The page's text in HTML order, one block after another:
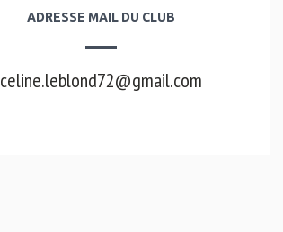
ADRESSE MAIL DU CLUB
celine.leblond72@gmail.com